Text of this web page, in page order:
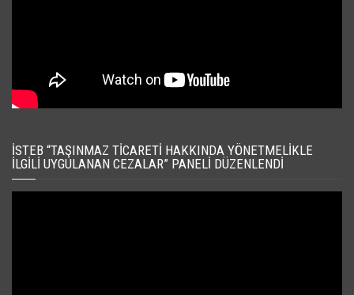
İSTEB “TAŞINMAZ TICARETI HAKKINDA YÖNETMELIKLE
İLGILI UYGULANAN CEZALAR” PANELI DÜZENLENDI